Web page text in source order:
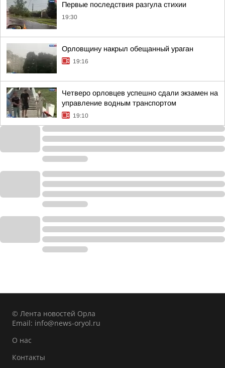
Первые последствия разгула стихии
19:30
Орловщину накрыл обещанный ураган
19:16
Четверо орловцев успешно сдали экзамен на
управление водным транспортом
19:10
© Лента новостей Орла
Email: info@news-oryol.ru
О нас
Контакты